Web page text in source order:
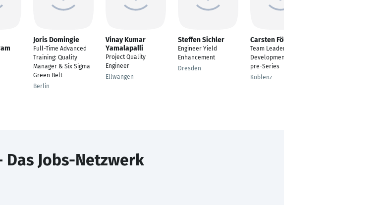
Joris Domingie
Full-Time Advanced
Training: Quality
Manager & Six Sigma
Green Belt
Berlin
Vinay Kumar
Yamalapalli
Project Quality
Engineer
Ellwangen
Steffen Sichler
Engineer Yield
Enhancement
Dresden
Carsten Fölbach
Team Leader Quality
Development and
pre-Series
Koblenz
Das Jobs-Netzwerk